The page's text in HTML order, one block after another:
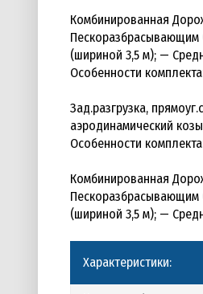
Комбинированная
Пескоразбрасывающим
(шириной 3,5 м); —
Особенности
Зад.разгрузка,
аэродинамический
Особенности
Комбинированная
Пескоразбрасывающим
(шириной 3,5 м); —
Характеристики: